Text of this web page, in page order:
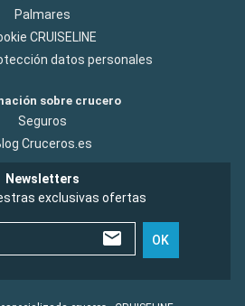
Palmares
CRUISELINE
datos personales
sobre crucero
Seguros
Cruceros.es
Newsletters
exclusivas ofertas
OK